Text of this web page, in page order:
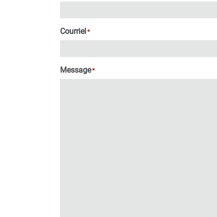
Courriel *
Message*